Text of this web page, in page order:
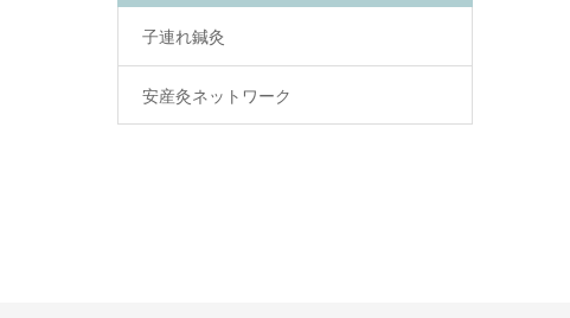
子連れ鍼灸
安産灸ネットワーク